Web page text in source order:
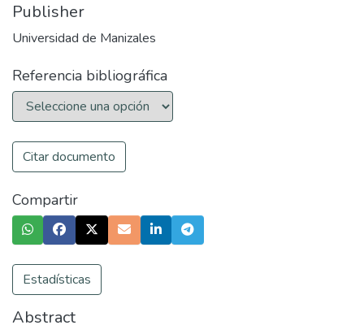
Publisher
Universidad de Manizales
Referencia bibliográfica
Citar documento
Compartir
Estadísticas
Abstract